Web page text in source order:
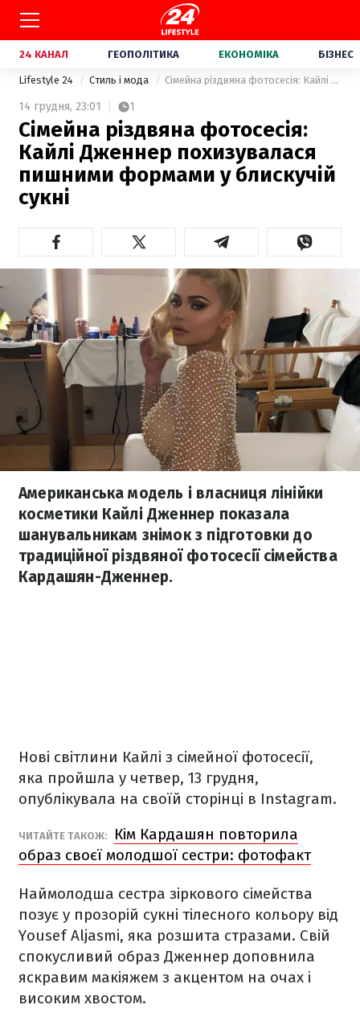
24 КАНАЛ ГЕОПОЛІТИКА ЕКОНОМІКА БІЗНЕС
Lifestyle 24 Стиль і мода Сімейна різдвяна фотосесія: Кайлі Дженнер похизувалася пишними формами у блискучій сукні
14 грудня, 23:01 1
Сімейна різдвяна фотосесія:
Кайлі Дженнер похизувалася
пишними формами у блискучій
сукні
Американська модель і власниця лінійки
косметики Кайлі Дженнер показала
шанувальникам знімок з підготовки до
традиційної різдвяної фотосесії сімейства
Кардашян-Дженнер.
Нові світлини Кайлі з сімейної фотосесії,
яка пройшла у четвер, 13 грудня,
опублікувала на своїй сторінці в Instagram.
ЧИТАЙТЕ ТАКОЖ:
Кім Кардашян повторила
образ своєї молодшої сестри: фотофакт
Наймолодша сестра зіркового сімейства
позує у прозорій сукні тілесного кольору від
Yousef Aljasmi, яка розшита стразами. Свій
спокусливий образ Дженнер доповнила
яскравим макіяжем з акцентом на очах і
високим хвостом.